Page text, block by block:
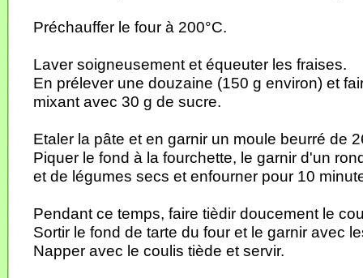
Préchauffer le four à 200°C.
Laver soigneusement et équeuter les fraises.
En prélever une douzaine (150 g environ) et
mixant avec 30 g de sucre.
Etaler la pâte et en garnir un moule beurré de
Piquer le fond à la fourchette, le garnir d'un
et de légumes secs et enfourner pour 10
Pendant ce temps, faire tièdir doucement le
Sortir le fond de tarte du four et le garnir avec
Napper avec le coulis tiède et servir.